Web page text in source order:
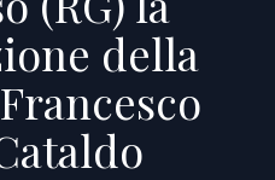
della